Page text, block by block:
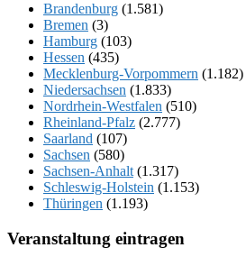
Brandenburg (1.581)
Bremen (3)
Hamburg (103)
Hessen (435)
Mecklenburg-Vorpommern (1.182)
Niedersachsen (1.833)
Nordrhein-Westfalen (510)
Rheinland-Pfalz (2.777)
Saarland (107)
Sachsen (580)
Sachsen-Anhalt (1.317)
Schleswig-Holstein (1.153)
Thüringen (1.193)
Veranstaltung eintragen